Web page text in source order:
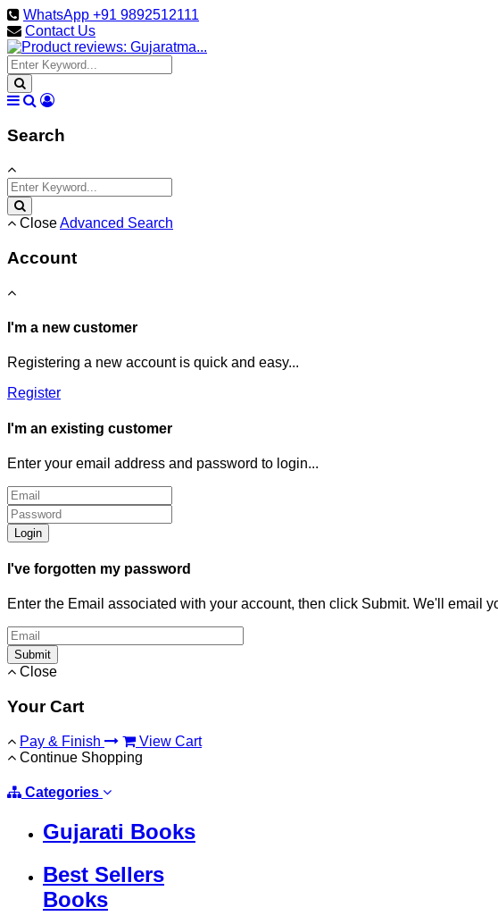
WhatsApp +91 9892512111
Contact Us
Search
CloseAdvanced Search
Account
I'm a new customer
Registering a new account is quick and easy...
Register
I'm an existing customer
Enter your email address and password to login...
Login
I've forgotten my password
Enter the Email associated with your account, then click Submit. We'll email
Submit
Close
Your Cart
Pay & Finish
View Cart
Continue Shopping
Categories
Gujarati Books
Best Sellers
Books